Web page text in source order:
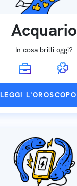
Acquario
In cosa brilli oggi?
LEGGI L'OROSCOPO